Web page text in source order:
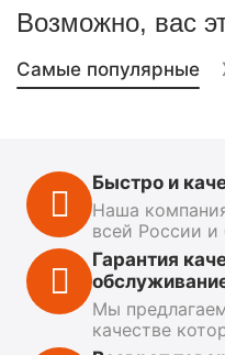
Возможно, вас
Самые популярные
Быстро и
Наша
всей России
Гарантия
Мы
качестве